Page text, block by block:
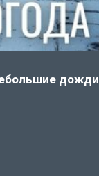
дожди